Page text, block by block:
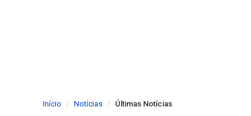
Início Notícias Últimas Notícias